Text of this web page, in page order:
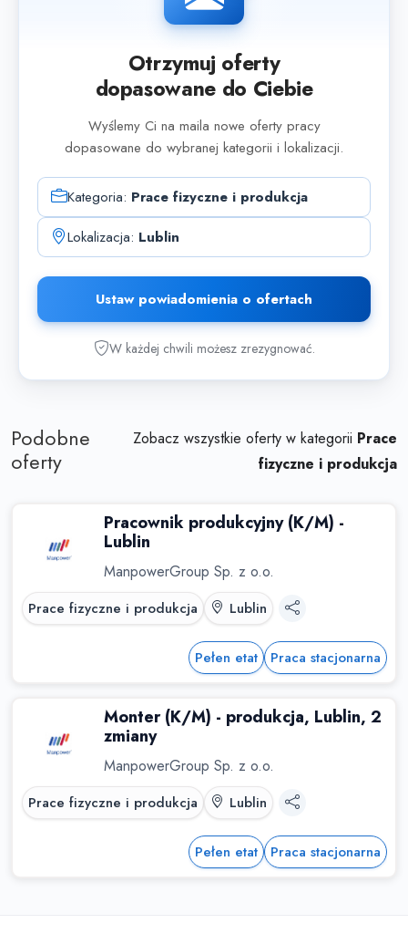
Otrzymuj oferty
dopasowane do Ciebie
Wyślemy Ci na maila nowe oferty pracy
dopasowane do wybranej kategorii i lokalizacji.
Kategoria: Prace fizyczne i produkcja
Lokalizacja: Lublin
Ustaw powiadomienia o ofertach
W każdej chwili możesz zrezygnować.
Podobne
oferty
Zobacz wszystkie oferty w kategorii Prace
fizyczne i produkcja
Pracownik produkcyjny (K/M) -
Lublin
ManpowerGroup Sp. z o.o.
Prace fizyczne i produkcja Lublin
Pełen etat Praca stacjonarna
Monter (K/M) - produkcja, Lublin, 2
zmiany
ManpowerGroup Sp. z o.o.
Prace fizyczne i produkcja Lublin
Pełen etat Praca stacjonarna